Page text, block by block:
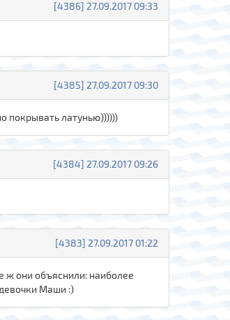
[4386] 27.09.2017 09:33
[4385] 27.09.2017 09:30
покрывать латунью))))))
[4384] 27.09.2017 09:26
[4383] 27.09.2017 01:22
ж они объяснили: наиболее
Маши :)